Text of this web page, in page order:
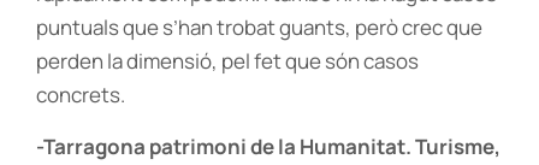
puntuals que s’han trobat guants, però crec que
perden la dimensió, pel fet que són casos
concrets.
-Tarragona patrimoni de la Humanitat. Turisme,